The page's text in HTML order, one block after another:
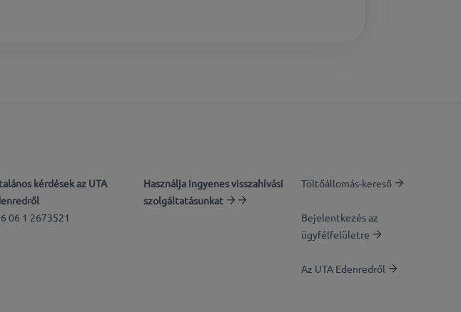
kérdések az UTA
06 1 2673521
Használja ingyenes visszahívási
szolgáltatásunkat
Töltőállomás-kereső
Bejelentkezés az
ügyfélfelületre
Az UTA Edenredről